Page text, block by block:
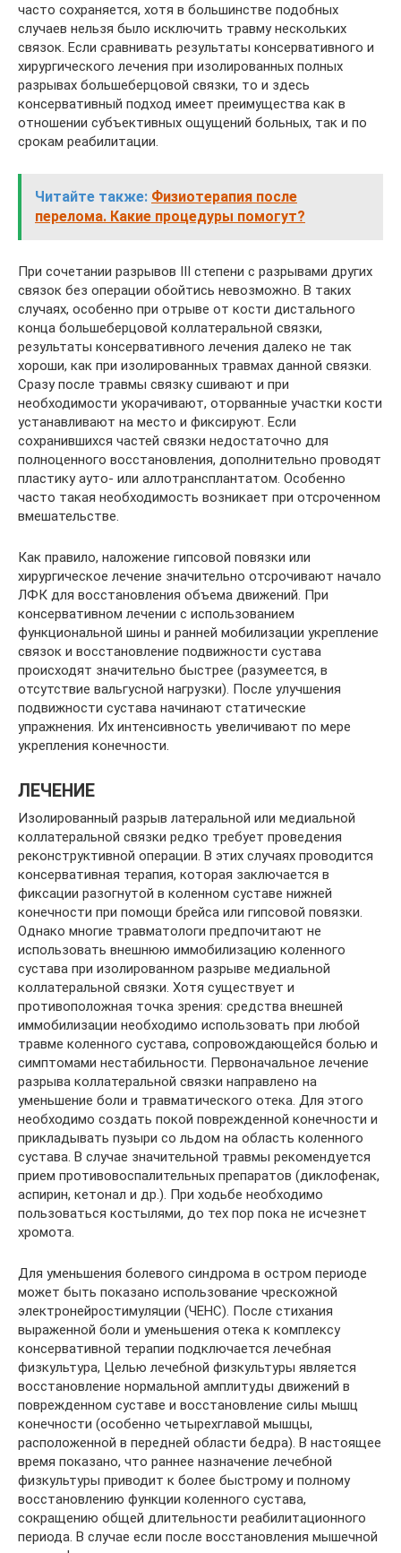
часто сохраняется, хотя в большинстве подобных
случаев нельзя было исключить травму нескольких
связок. Если сравнивать результаты консервативного и
хирургического лечения при изолированных полных
разрывах большеберцовой связки, то и здесь
консервативный подход имеет преимущества как в
отношении субъективных ощущений больных, так и по
срокам реабилитации.
Читайте также: Физиотерапия после
перелома. Какие процедуры помогут?
При сочетании разрывов III степени с разрывами других
связок без операции обойтись невозможно. В таких
случаях, особенно при отрыве от кости дистального
конца большеберцовой коллатеральной связки,
результаты консервативного лечения далеко не так
хороши, как при изолированных травмах данной связки.
Сразу после травмы связку сшивают и при
необходимости укорачивают, оторванные участки кости
устанавливают на место и фиксируют. Если
сохранившихся частей связки недостаточно для
полноценного восстановления, дополнительно проводят
пластику ауто- или аллотрансплантатом. Особенно
часто такая необходимость возникает при отсроченном
вмешательстве.
Как правило, наложение гипсовой повязки или
хирургическое лечение значительно отсрочивают начало
ЛФК для восстановления объема движений. При
консервативном лечении с использованием
функциональной шины и ранней мобилизации укрепление
связок и восстановление подвижности сустава
происходят значительно быстрее (разумеется, в
отсутствие вальгусной нагрузки). После улучшения
подвижности сустава начинают статические
упражнения. Их интенсивность увеличивают по мере
укрепления конечности.
ЛЕЧЕНИЕ
Изолированный разрыв латеральной или медиальной
коллатеральной связки редко требует проведения
реконструктивной операции. В этих случаях проводится
консервативная терапия, которая заключается в
фиксации разогнутой в коленном суставе нижней
конечности при помощи брейса или гипсовой повязки.
Однако многие травматологи предпочитают не
использовать внешнюю иммобилизацию коленного
сустава при изолированном разрыве медиальной
коллатеральной связки. Хотя существует и
противоположная точка зрения: средства внешней
иммобилизации необходимо использовать при любой
травме коленного сустава, сопровождающейся болью и
симптомами нестабильности. Первоначальное лечение
разрыва коллатеральной связки направлено на
уменьшение боли и травматического отека. Для этого
необходимо создать покой поврежденной конечности и
прикладывать пузыри со льдом на область коленного
сустава. В случае значительной травмы рекомендуется
прием противовоспалительных препаратов (диклофенак,
аспирин, кетонал и др.). При ходьбе необходимо
пользоваться костылями, до тех пор пока не исчезнет
хромота.
Для уменьшения болевого синдрома в остром периоде
может быть показано использование чрескожной
электронейростимуляции (ЧЕНС). После стихания
выраженной боли и уменьшения отека к комплексу
консервативной терапии подключается лечебная
физкультура, Целью лечебной физкультуры является
восстановление нормальной амплитуды движений в
поврежденном суставе и восстановление силы мышц
конечности (особенно четырехглавой мышцы,
расположенной в передней области бедра). В настоящее
время показано, что раннее назначение лечебной
физкультуры приводит к более быстрому и полному
восстановлению функции коленного сустава,
сокращению общей длительности реабилитационного
периода. В случае если после восстановления мышечной